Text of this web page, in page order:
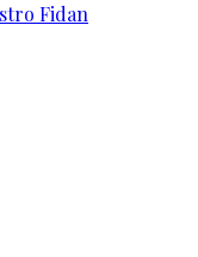
Fidan